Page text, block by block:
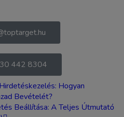
442 8304
Hogyan
Bevételét?
Beállítása: A Teljes Útmutató